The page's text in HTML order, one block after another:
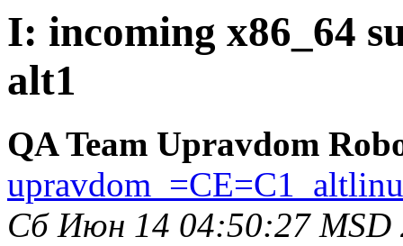
I: incoming x86_64
alt1
QA Team Upravdom
Сб Июн 14 04:50:27 MSD